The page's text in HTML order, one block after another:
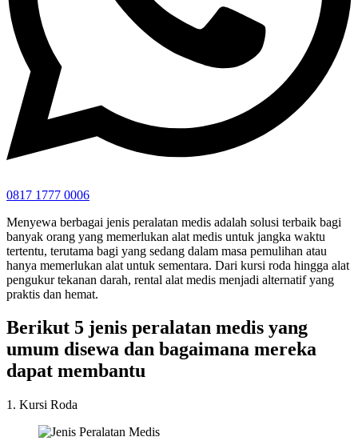
0817 1777 0006
Menyewa berbagai jenis peralatan medis adalah solusi terbaik bagi
banyak orang yang memerlukan alat medis untuk jangka waktu
tertentu, terutama bagi yang sedang dalam masa pemulihan atau
hanya memerlukan alat untuk sementara. Dari kursi roda hingga alat
pengukur tekanan darah, rental alat medis menjadi alternatif yang
praktis dan hemat.
Berikut 5 jenis peralatan medis yang
umum disewa dan bagaimana mereka
dapat membantu
1. Kursi Roda